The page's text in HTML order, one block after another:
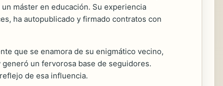
máster en educación. Su experiencia
ha autopublicado y firmado contratos con
que se enamora de su enigmático vecino,
un fervorosa base de seguidores.
de esa influencia.